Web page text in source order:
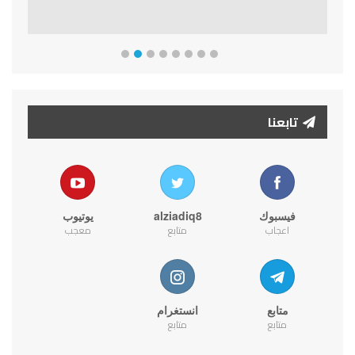
تابعنا
فيسبوك
اعجاب
alziadiq8
متابع
يوتيوب
معجب
متابع
متابع
انستغرام
متابع